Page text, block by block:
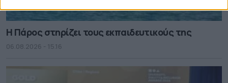
Η Πάρος στηρίζει τους εκπαιδευτικούς της
06.08.2026 - 15.16